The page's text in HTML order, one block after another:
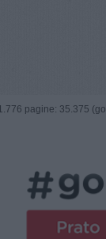
pagine: 35.375